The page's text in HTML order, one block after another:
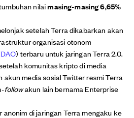
nilaimasing-masing 6,65%
setelah Terra dikabarkan akan
organisasi otonom
DAO) terbaru untuk jaringan Terra 2.0.
komunitas kripto di media
akun media sosial Twitter resmi Terra
followakun lain bernama Enterprise
anonim di jaringan Terra mengaku ke